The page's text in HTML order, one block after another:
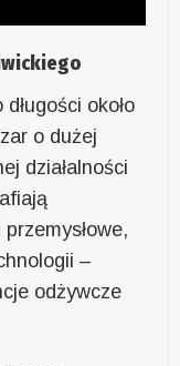
około
o dużej
działalności
–
odżywcze